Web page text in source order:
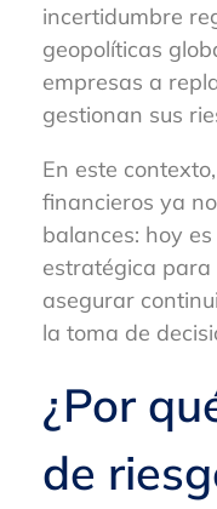
incertidumbre
geopolíticas
empresas a
gestionan sus
En este
financieros ya
balances: hoy
estratégica
asegurar
la toma de
¿Por
de